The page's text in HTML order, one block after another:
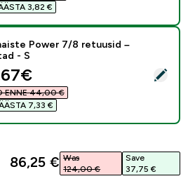
3,82 €‎
MP naiste Power 7/8 retuusid –
Power 7/8 retuusid –
- S
price
ENNE 44,00 €‎
7,33 €‎
86,25 €‎ Was
124,00 €‎
Save
37,75 €‎